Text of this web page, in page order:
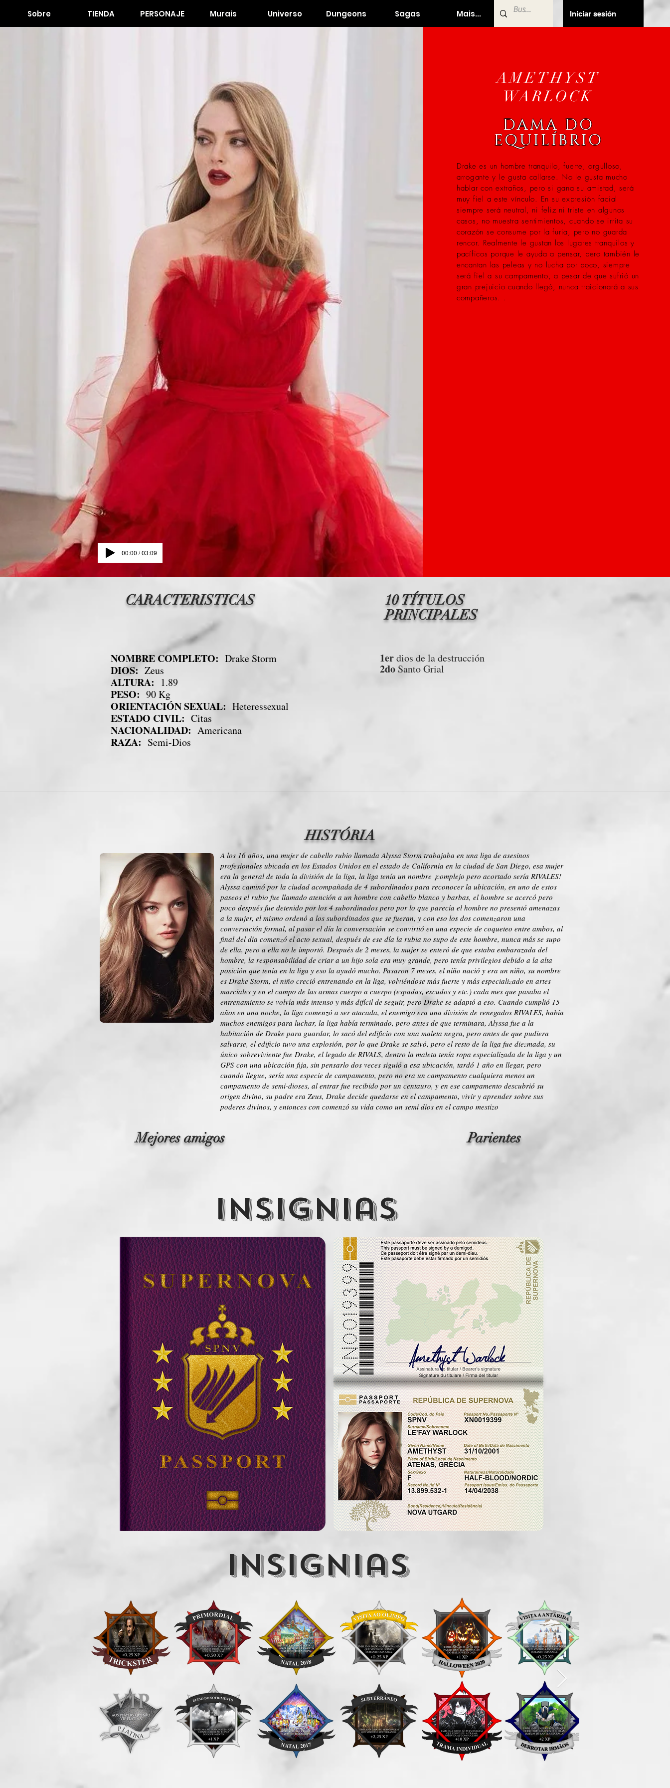
Sobre TIENDA PERSONAJE Murais Universo Dungeons Sagas Mais... Iniciar sesión
00:00 / 03:09
AMETHYST
WARLOCK
DAMA DO
EQUILÍBRIO
Drake es un hombre tranquilo, fuerte, orgulloso,
arrogante y le gusta callarse. No le gusta mucho
hablar con extraños, pero si gana su amistad, será
muy fiel a este vínculo. En su expresión facial
siempre será neutral, ni feliz ni triste en algunos
casos, no muestra sentimientos, cuando se irrita su
corazón se consume por la furia, pero no guarda
rencor. Realmente le gustan los lugares tranquilos y
pacíficos porque le ayuda a pensar, pero también le
encantan las peleas y no lucha por poco, siempre
será fiel a su campamento, a pesar de que sufrió un
gran prejuicio cuando llegó, nunca traicionará a sus
compañeros. .
CARACTERISTICAS
10 TÍTULOS
PRINCIPALES
NOMBRE COMPLETO: Drake Storm
DIOS: Zeus
ALTURA: 1.89
PESO: 90 Kg
ORIENTACIÓN SEXUAL: Heteressexual
ESTADO CIVIL: Citas
NACIONALIDAD: Americana
RAZA: Semi-Dios
1erdios de la destrucción
2do Santo Grial
HISTÓRIA
A los 16 años, una mujer de cabello rubio llamada Alyssa Storm trabajaba en una liga de asesinos
profesionales ubicada en los Estados Unidos en el estado de California en la ciudad de San Diego, esa mujer
era la general de toda la división de la liga, la liga tenía un nombre ¡complejo pero acortado sería RIVALES!
Alyssa caminó por la ciudad acompañada de 4 subordinados para reconocer la ubicación, en uno de estos
paseos el rubio fue llamado atención a un hombre con cabello blanco y barbas, el hombre se acercó pero
poco después fue detenido por los 4 subordinados pero por lo que parecía el hombre no presentó amenazas
a la mujer, el mismo ordenó a los subordinados que se fueran, y con eso los dos comenzaron una
conversación formal, al pasar el día la conversación se convirtió en una especie de coqueteo entre ambos, al
final del día comenzó el acto sexual, después de ese día la rubia no supo de este hombre, nunca más se supo
de ella, pero a ella no le importó. Después de 2 meses, la mujer se enteró de que estaba embarazada del
hombre, la responsabilidad de criar a un hijo sola era muy grande, pero tenía privilegios debido a la alta
posición que tenía en la liga y eso la ayudó mucho. Pasaron 7 meses, el niño nació y era un niño, su nombre
es Drake Storm, el niño creció entrenando en la liga, volviéndose más fuerte y más especializado en artes
marciales y en el campo de las armas cuerpo a cuerpo (espadas, escudos y etc.) cada mes que pasaba el
entrenamiento se volvía más intenso y más difícil de seguir, pero Drake se adaptó a eso. Cuando cumplió 15
años en una noche, la liga comenzó a ser atacada, el enemigo era una división de renegados RIVALES, había
muchos enemigos para luchar, la liga había terminado, pero antes de que terminara, Alyssa fue a la
habitación de Drake para guardar, lo sacó del edificio con una maleta negra, pero antes de que pudiera
salvarse, el edificio tuvo una explosión, por lo que Drake se salvó, pero el resto de la liga fue diezmada, su
único sobreviviente fue Drake, el legado de RIVALS, dentro la maleta tenía ropa especializada de la liga y un
GPS con una ubicación fija, sin pensarlo dos veces siguió a esa ubicación, tardó 1 año en llegar, pero
cuando llegue, sería una especie de campamento, pero no era un campamento cualquiera menos un
campamento de semi-dioses, al entrar fue recibido por un centauro, y en ese campamento descubrió su
origen divino, su padre era Zeus, Drake decide quedarse en el campamento, vivir y aprender sobre sus
poderes divinos, y entonces con comenzó su vida como un semi dios en el campo mestizo
Mejores amigos Parientes
insignias
insignias